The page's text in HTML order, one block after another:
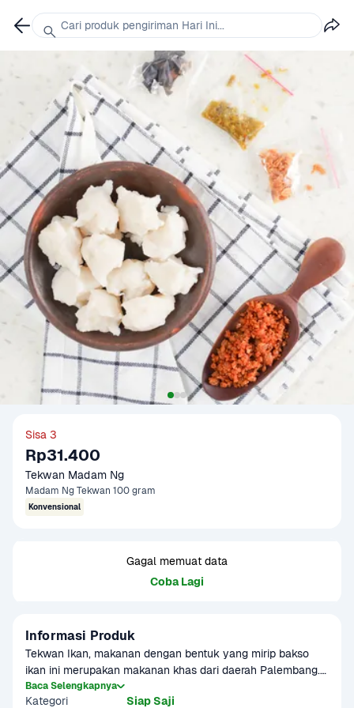
Sisa 3
Rp31.400
Tekwan Madam Ng
Madam Ng Tekwan 100 gram
Konvensional
Gagal memuat data
Coba Lagi
Informasi Produk
Tekwan Ikan, makanan dengan bentuk yang mirip bakso
ikan ini merupakan makanan khas dari daerah Palembang.
Bedanya, hidangan tekwan memiliki rasa yang kenyal
karena terbuat dari campuran tepung sagu. Kuah tekwan
Baca Selengkapnya
Kategori Siap Saji
Cari produk pengiriman Hari Ini...